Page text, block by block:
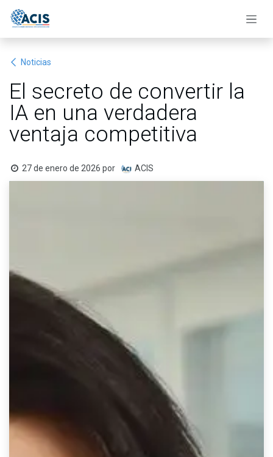
Noticias
El secreto de convertir la
IA en una verdadera
ventaja competitiva
27 de enero de 2026 por ACIS